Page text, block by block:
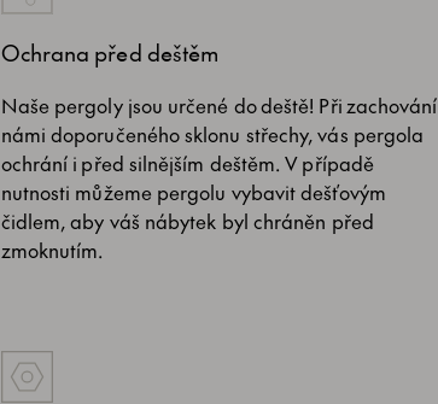
Ochrana před deštěm
Naše pergoly jsou určené do deště! Při zachování
námi doporučeného sklonu střechy, vás pergola
ochrání i před silnějším deštěm. V případě
nutnosti můžeme pergolu vybavit dešťovým
čidlem, aby váš nábytek byl chráněn před
zmoknutím.